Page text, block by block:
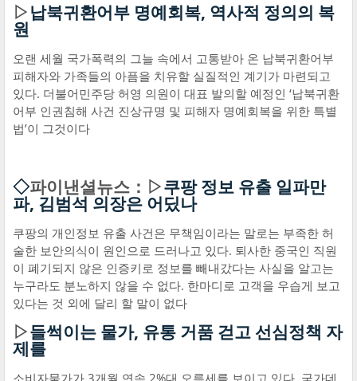
▷납북귀환어부 명예회복, 역사적 정의의 복
원
오랜 세월 국가폭력의 그늘 속에서 고통받아 온 납북귀환어부
피해자와 가족들의 아픔을 치유할 실질적인 계기가 마련되고
있다. 더불어민주당 허영 의원이 대표 발의할 예정인 ‘납북귀환
어부 인권침해 사건 진상규명 및 피해자 명예회복을 위한 특별
법’이 그것이다
◇파이낸셜뉴스：▷쿠팡 정보 유출 일파만
파, 김범석 의장은 어딨나
쿠팡의 개인정보 유출 사건은 무책임이라는 말로는 부족한 허
술한 보안의식이 원인으로 드러나고 있다. 퇴사한 중국인 직원
이 폐기되지 않은 인증키로 정보를 빼내갔다는 사실을 알고는
누구라도 분노하지 않을 수 없다. 한마디로 고객을 우습게 보고
있다는 것 외에 달리 할 말이 없다
▷들썩이는 물가, 유통 거품 걷고 선심정책 자
제를